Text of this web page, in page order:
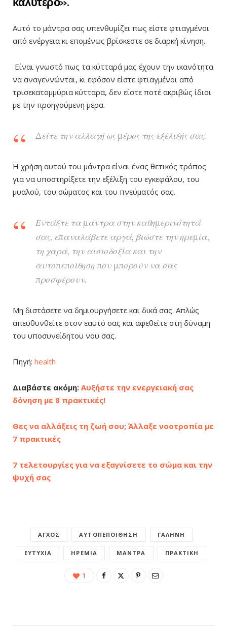
Αυτό το μάντρα σας υπενθυμίζει πως είστε φτιαγμένοι
από ενέργεια κι επομένως βρίσκεστε σε διαρκή κίνηση.
Είναι γνωστό πως τα κύτταρά μας έχουν την ικανότητα
να αναγεννώνται, κι εφόσον είστε φτιαγμένοι από
τρισεκατομμύρια κύτταρα, δεν είστε ποτέ ακριβώς ίδιοι
με την προηγούμενη μέρα.
Δείτε την αλλαγή ως μέρος της εξέλιξής σας.
Η χρήση αυτού του μάντρα είναι ένας θετικός τρόπος
για να υποστηρίξετε την εξέλιξη του εγκεφάλου, του
μυαλού, του σώματος και του πνεύματός σας.
Εντάξτε τα μάντρα στην καθημερινότητά
σας, επαναλάβετε αργά, βιώστε την ηρεμία,
τη χαρά, την αισιοδοξία και την
αυτοπεποίθηση που μπορούν να σας
προσφέρουν.
Μη διστάσετε να δημιουργήσετε και δικά σας. Απλώς
απευθυνθείτε στον εαυτό σας και αφεθείτε στη δύναμη
του υποσυνείδητου νου σας.
Πηγή: health
Διαβάστε ακόμη: Αυξήστε την ενεργειακή σας
δόνηση με 8 πρακτικές!
Θες να αλλάξεις τη ζωή σου; Άλλαξε νοοτροπία με
7 πρακτικές
7 τελετουργίες για να εξαγνίσετε το σώμα και την
ψυχή σας
ΆΓΧΟΣ ΑΥΤΟΠΕΠΟΊΘΗΣΗ ΓΑΛΉΝΗ
ΕΥΤΥΧΊΑ ΗΡΕΜΊΑ ΜΆΝΤΡΑ ΠΡΑΚΤΙΚΉ
1